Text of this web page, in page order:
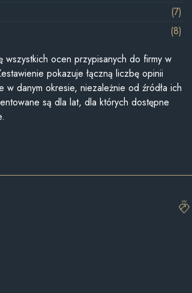
(7)
(8)
wszystkich ocen przypisanych do firmy w
pokazuje łączną liczbę opinii
w danym okresie, niezależnie od źródła ich
są dla lat, dla których dostępne